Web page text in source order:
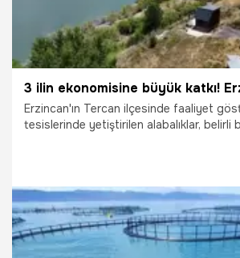
Erzincan'ın Tercan ilçesinde faaliyet
tesislerinde yetiştirilen alabalıklar, belirli
12.07.2026 Gündem